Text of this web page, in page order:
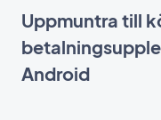
Uppmuntra till
Android